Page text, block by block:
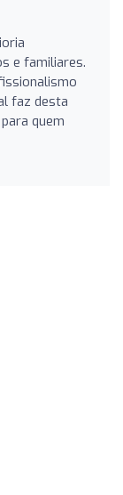
e familiares.
faz desta
quem